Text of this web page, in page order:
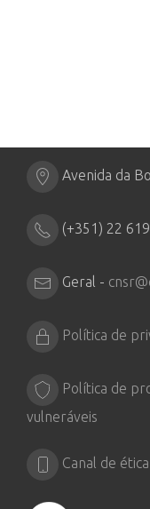
Ven.
Avenida da
(+351) 22
Geral -
Política de
Política de
vulneráveis
Canal de ética